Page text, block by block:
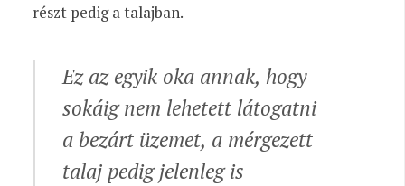
részt pedig a talajban.
Ez az egyik oka annak, hogy
sokáig nem lehetett látogatni
a bezárt üzemet, a mérgezett
talaj pedig jelenleg is